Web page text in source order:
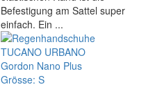
Befestigung am Sattel super
einfach. Ein ...